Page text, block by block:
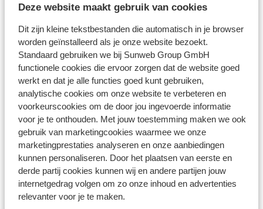
Deze website maakt gebruik van cookies
Dit zijn kleine tekstbestanden die automatisch in je browser
worden geïnstalleerd als je onze website bezoekt.
Standaard gebruiken we bij Sunweb Group GmbH
functionele cookies die ervoor zorgen dat de website goed
werkt en dat je alle functies goed kunt gebruiken,
analytische cookies om onze website te verbeteren en
voorkeurscookies om de door jou ingevoerde informatie
voor je te onthouden. Met jouw toestemming maken we ook
gebruik van marketingcookies waarmee we onze
marketingprestaties analyseren en onze aanbiedingen
kunnen personaliseren. Door het plaatsen van eerste en
derde partij cookies kunnen wij en andere partijen jouw
internetgedrag volgen om zo onze inhoud en advertenties
relevanter voor je te maken.
De officiële taal in Montenegro is Montenegrijns. In de
Tijd:
Er is geen tijdsverschil met Nederland.
Valuta:
In Montenegro betaal je met de euro
Voltage:
De spanning is net als in Nederland 220 volt. Je hebt
geen verloopstekker nodig
Reisdocumenten:
Nederlandse staatsburgers kunnen met een geldig